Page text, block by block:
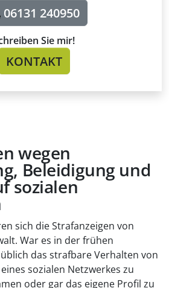
06131 240950
Sie mir!
KONTAKT
wegen
Beleidigung und
sozialen
sich die Strafanzeigen von
War es in der frühen
das strafbare Verhalten von
sozialen Netzwerkes zu
oder gar das eigene Profil zu